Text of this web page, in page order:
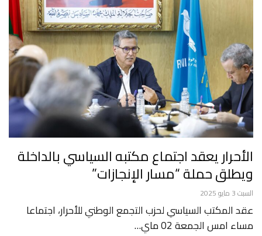
الأحرار يعقد اجتماع مكتبه السياسي بالداخلة
ويطلق حملة “مسار الإنجازات”
السبت 3 مايو 2025
عقد المكتب السياسي لحزب التجمع الوطني للأحرار، اجتماعا
مساء امس الجمعة 02 ماي…